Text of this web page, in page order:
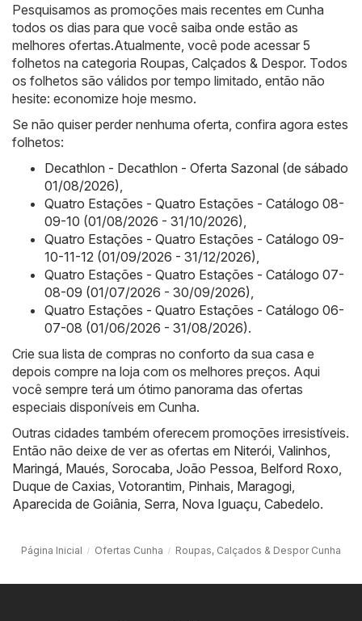
Pesquisamos as promoções mais recentes em Cunha
todos os dias para que você saiba onde estão as
melhores ofertas.Atualmente, você pode acessar 5
folhetos na categoria Roupas, Calçados & Despor. Todos
os folhetos são válidos por tempo limitado, então não
hesite: economize hoje mesmo.
Se não quiser perder nenhuma oferta, confira agora estes
folhetos:
Decathlon - Decathlon - Oferta Sazonal (de sábado
01/08/2026)
Quatro Estações - Quatro Estações - Catálogo 08-
09-10 (01/08/2026 - 31/10/2026)
Quatro Estações - Quatro Estações - Catálogo 09-
10-11-12 (01/09/2026 - 31/12/2026)
Quatro Estações - Quatro Estações - Catálogo 07-
08-09 (01/07/2026 - 30/09/2026)
Quatro Estações - Quatro Estações - Catálogo 06-
07-08 (01/06/2026 - 31/08/2026).
Crie sua lista de compras no conforto da sua casa e
depois compre na loja com os melhores preços. Aqui
você sempre terá um ótimo panorama das ofertas
especiais disponíveis em Cunha.
Outras cidades também oferecem promoções irresistíveis.
Então não deixe de ver as ofertas em Niterói Valinhos
Maringá Maués Sorocaba João Pessoa Belford Roxo
Duque de Caxias Votorantim Pinhais Maragogi
Aparecida de Goiânia Serra Nova Iguaçu Cabedelo.
Página Inicial Ofertas Cunha Roupas, Calçados & Despor Cunha